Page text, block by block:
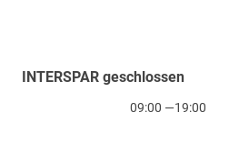
INTERSPAR geschlossen
09:00 —19:00